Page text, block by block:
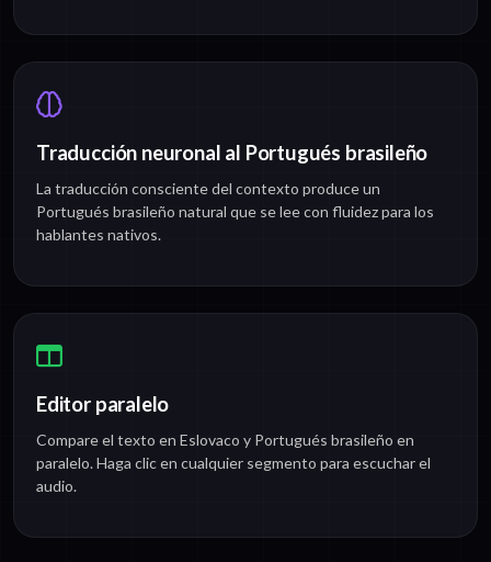
Traducción neuronal al Portugués brasileño
La traducción consciente del contexto produce un
Portugués brasileño natural que se lee con fluidez para los
hablantes nativos.
Editor paralelo
Compare el texto en Eslovaco y Portugués brasileño en
paralelo. Haga clic en cualquier segmento para escuchar el
audio.